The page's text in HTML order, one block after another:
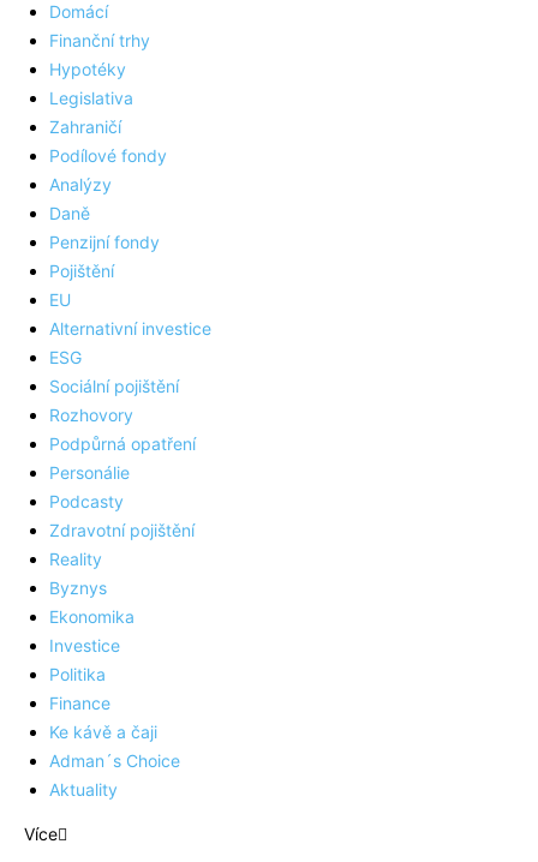
Domácí
Finanční trhy
Hypotéky
Legislativa
Zahraničí
Podílové fondy
Analýzy
Daně
Penzijní fondy
Pojištění
EU
Alternativní investice
ESG
Sociální pojištění
Rozhovory
Podpůrná opatření
Personálie
Podcasty
Zdravotní pojištění
Reality
Byznys
Ekonomika
Investice
Politika
Finance
Ke kávě a čaji
Adman´s Choice
Aktuality
Více